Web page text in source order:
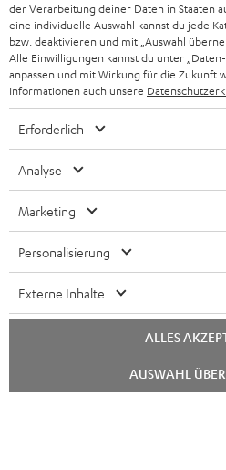
BLUETOOTH-KOPFHÖRER
STEREOANLAGEN
LAUTSPRECHER
ULTIMA-SERIE
IN-EAR-KOPFHÖRER
FANSHOP
NEUHEITEN
NEWSLETTER
STORES
DEINE VORTEILE BEI TEUFEL
UNSER MANAGEMENT
NACHHALTIGKEIT
UNSERE WERTE
BILDUNGSRABATT
BELGIEN
FRANKREICH
POLEN
SPANIEN
ITALIEN
Technische Änderungen, Tippfehler und
Fotos abgebildete Zubehör ist nicht im
Entsorgungsgebühren für Batterien sind
Impressum AGB Datenschutz Daten-
der Verarbeitung deiner Daten in Staaten
eine individuelle Auswahl kannst du jede
bzw. deaktivieren und mit „Auswahl
Alle Einwilligungen kannst du unter
anpassen und mit Wirkung für die Zukunft
Informationen auch unsere
Erforderlich
Analyse
Marketing
Personalisierung
Externe Inhalte
ALLES
AUSWAHL